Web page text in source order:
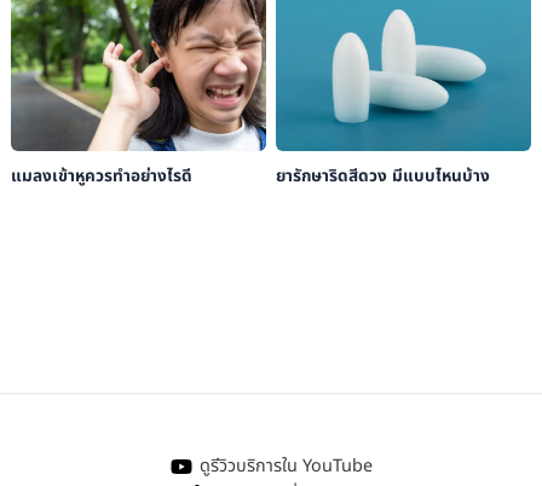
แมลงเข้าหูควรทำอย่างไรดี ยารักษาริดสีดวง มีแบบไหนบ้าง
ดูรีวิวบริการใน YouTube